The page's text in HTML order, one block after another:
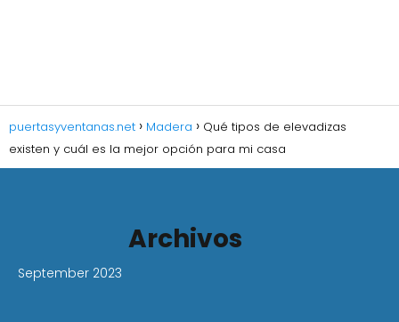
puertasyventanas.net Madera
Qué tipos de elevadizas
existen y cuál es la mejor opción para mi casa
Archivos
September 2023